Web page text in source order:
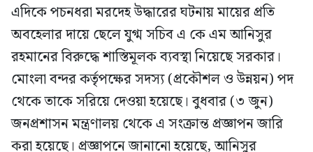
এদিকে পচনধরা মরদেহ উদ্ধারের ঘটনায় মায়ের প্রতি
অবহেলার দায়ে ছেলে যুগ্ম সচিব এ কে এম আনিসুর
রহমানের বিরুদ্ধে শাস্তিমূলক ব্যবস্থা নিয়েছে সরকার।
মোংলা বন্দর কর্তৃপক্ষের সদস্য (প্রকৌশল ও উন্নয়ন) পদ
থেকে তাকে সরিয়ে দেওয়া হয়েছে। বুধবার (৩ জুন)
জনপ্রশাসন মন্ত্রণালয় থেকে এ সংক্রান্ত প্রজ্ঞাপন জারি
করা হয়েছে। প্রজ্ঞাপনে জানানো হয়েছে, আনিসুর